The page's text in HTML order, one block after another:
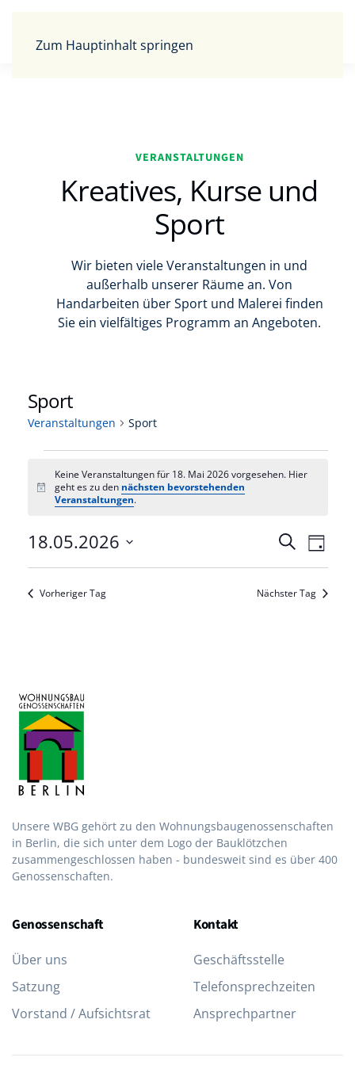
Zum Hauptinhalt springen
VERANSTALTUNGEN
Kreatives, Kurse und
Sport
Wir bieten viele Veranstaltungen in und
außerhalb unserer Räume an. Von
Handarbeiten über Sport und Malerei finden
Sie ein vielfältiges Programm an Angeboten.
Sport
Veranstaltungen Sport
Veranstaltungen
für
Mai
2026
Hinweis
Keine Veranstaltungen für 18. Mai 2026 vorgesehen. Hier
geht es zu den nächsten bevorstehenden
Veranstaltungen.
Such-
und
SucheTag
18.05.2026
Datum
Vorheriger Tag Nächster Tag
Unsere WBG gehört zu den Wohnungsbau­genossen­schaften
in Berlin, die sich unter dem Logo der Bau­klötzchen
zusammen­geschlossen haben - bundesweit sind es über 400
Genossenschaften.
Genossenschaft
Über uns
Satzung
Vorstand / Aufsichtsrat
Kontakt
Geschäftsstelle
Telefon­sprechzeiten
Ansprechpartner